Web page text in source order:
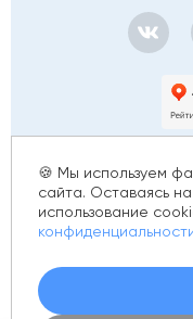
© 2012 - 2026 golfstim.ru
ОГРН 304370234902057
🍪 Мы используем
сайта. Оставаясь
использование